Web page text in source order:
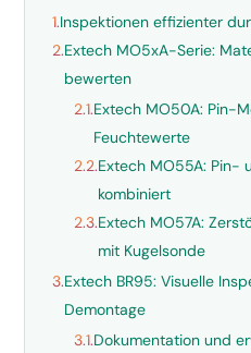
1.Inspektionen effizienter
2.Extech MO5xA-Serie:
bewerten
2.1.Extech MO50A: Pin-
Feuchtewerte
2.2.Extech MO55A: Pin-
kombiniert
2.3.Extech MO57A:
mit Kugelsonde
3.Extech BR95: Visuelle
Demontage
3.1.Dokumentation und